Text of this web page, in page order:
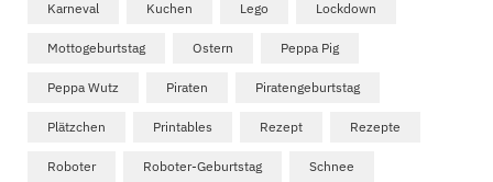
Karneval Kuchen Lego Lockdown
Mottogeburtstag Ostern Peppa Pig
Peppa Wutz Piraten Piratengeburtstag
Plätzchen Printables Rezept Rezepte
Roboter Roboter-Geburtstag Schnee